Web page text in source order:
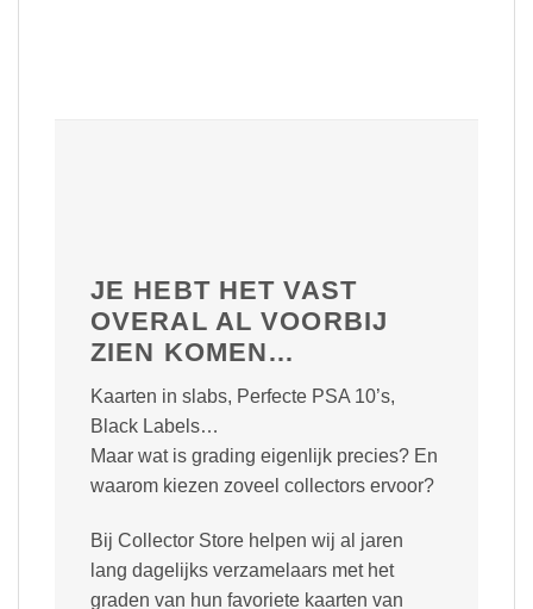
JE HEBT HET VAST
OVERAL AL VOORBIJ
ZIEN KOMEN…
Kaarten in slabs, Perfecte PSA 10’s,
Black Labels…
Maar wat is grading eigenlijk precies? En
waarom kiezen zoveel collectors ervoor?
Bij Collector Store helpen wij al jaren
lang dagelijks verzamelaars met het
graden van hun favoriete kaarten van